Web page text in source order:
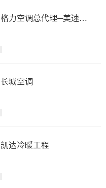
格力空调总代理─美速空
长城空调
凯达冷暖工程